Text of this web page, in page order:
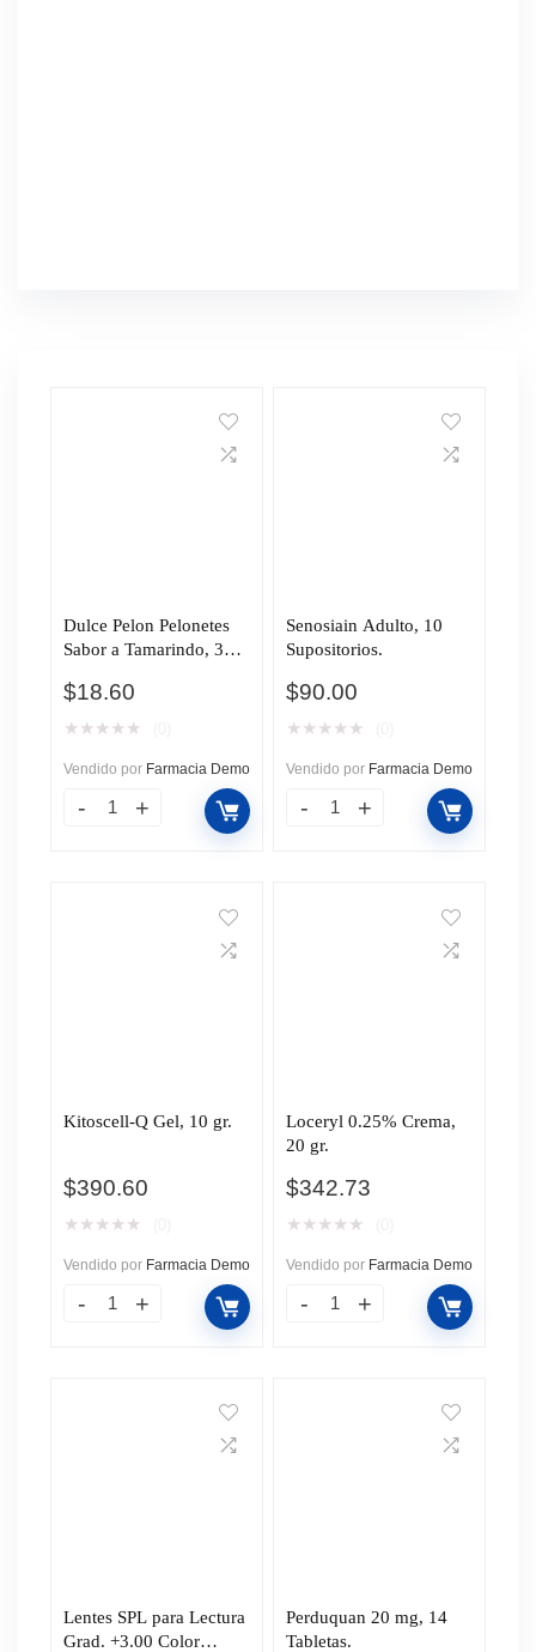
Dulce Pelon Pelonetes
Sabor a Tamarindo, 30
$18.60
★ ★ ★ ★ ★
Vendido por Farmacia Demo
Senosiain Adulto, 10
Supositorios.
$90.00
★ ★ ★ ★ ★
Vendido por Farmacia Demo
Kitoscell-Q Gel, 10 gr.
$390.60
★ ★ ★ ★ ★
Vendido por Farmacia Demo
Loceryl 0.25% Crema,
20 gr.
$342.73
★ ★ ★ ★ ★
Vendido por Farmacia Demo
Lentes SPL para Lectura
Grad. +3.00 Color
Perduquan 20 mg, 14
Tabletas.